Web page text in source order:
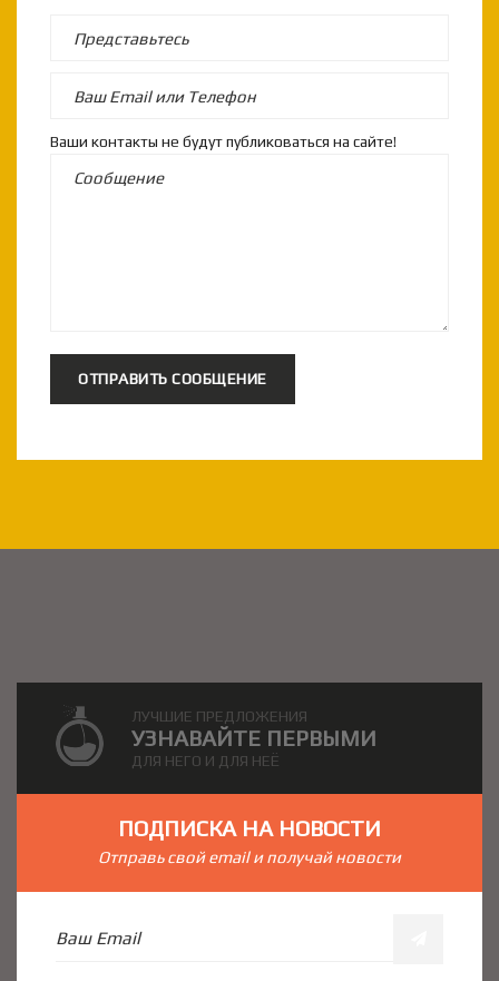
Ваши контакты не будут публиковаться на сайте!
ОТПРАВИТЬ СООБЩЕНИЕ
ЛУЧШИЕ ПРЕДЛОЖЕНИЯ
УЗНАВАЙТЕ ПЕРВЫМИ
ДЛЯ НЕГО И ДЛЯ НЕЁ
ПОДПИСКА НА НОВОСТИ
Отправь свой email и получай новости